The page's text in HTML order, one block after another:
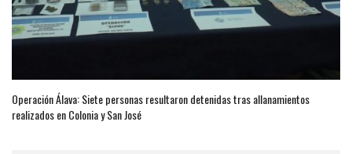
Operación Álava: Siete personas resultaron detenidas tras allanamientos
realizados en Colonia y San José